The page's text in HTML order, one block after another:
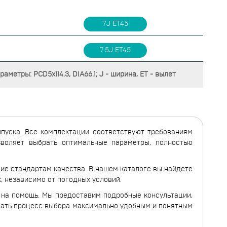
7J ET45
7.5J ET45
PCD5x114.3, DIA66.1; J - ширина, ET - вылет
Все комплектации соответствуют требованиям
выбрать оптимальные параметры, полностью
стандартам качества. В нашем каталоге вы найдете
от погодных условий.
помощь. Мы предоставим подробные консультации,
процесс выбора максимально удобным и понятным